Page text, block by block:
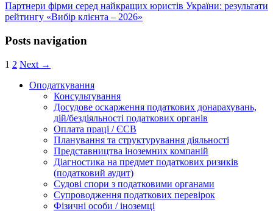
Партнери фірми серед найкращих юристів України: результати
рейтингу «Вибір клієнта – 2026»
Posts navigation
1 2 Next →
Оподаткування
Консультування
Досудове оскарження податкових донарахувань,
дій/бездіяльності податкових органів
Оплата праці / ЄСВ
Планування та структурування діяльності
Представництва іноземних компаній
Діагностика на предмет податкових ризиків
(податковий аудит)
Судові спори з податковими органами
Супроводження податкових перевірок
Фізичні особи / іноземці